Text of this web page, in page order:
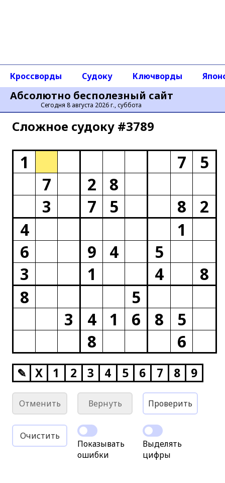
Абсолютно бесполезный сайт
Сегодня 8 августа 2026 г., суббота
Кроссворды Судоку Ключворды
Сложное cудоку #3789
1 7
5
7
2
8
3
7 5 8
2
4
1
6
9 4
5
3
1 4
8
8
5
3
4 1 6 8
5
8
6
✎ X 1 2 3 4 5 6 7 8 9
Отменить Вернуть Проверить
Очистить
Показывать
ошибки
Выделять
цифры